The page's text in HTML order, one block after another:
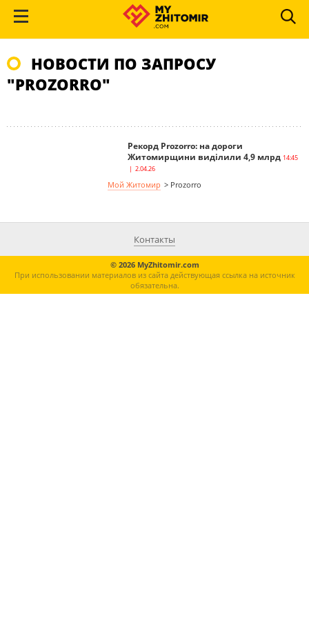
НОВОСТИ ПО ЗАПРОСУ
"PROZORRO"
Рекорд Prozorro: на дороги
Житомирщини виділили 4,9 млрд 14:45
| 2.04.26
Мой Житомир > Prozorro
Контакты
© 2026 MyZhitomir.com
При использовании материалов из сайта действующая ссылка на источник
обязательна.